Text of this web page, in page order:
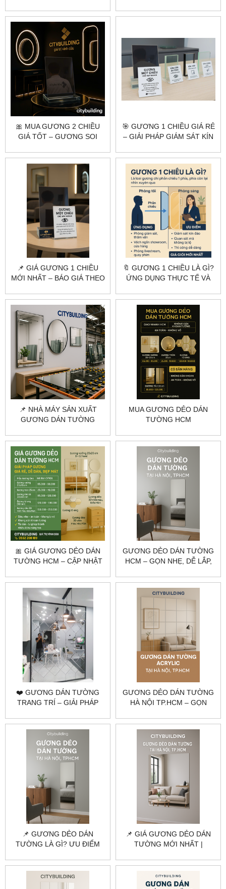
🎀 MUA GƯƠNG 2 CHIỀU
GIÁ TỐT – GƯƠNG SOI
YÊU CẦU
🎯 GƯƠNG 1 CHIỀU GIÁ RẺ
– GIẢI PHÁP GIÁM SÁT KÍN
📌 GIÁ GƯƠNG 1 CHIỀU
MỚI NHẤT – BÁO GIÁ THEO
🔖 GƯƠNG 1 CHIỀU LÀ GÌ?
ỨNG DỤNG THỰC TẾ VÀ
MỚI NHẤT
📌 NHÀ MÁY SẢN XUẤT
GƯƠNG DÁN TƯỜNG
CÔNG CHUYÊN NGHIỆP
MUA GƯƠNG DẺO DÁN
TƯỜNG HCM
NHẸ, GIAO NHANH
🎀 GIÁ GƯƠNG DẺO DÁN
TƯỜNG HCM – CẬP NHẬT
CITYBUILDING
GƯƠNG DẺO DÁN TƯỜNG
HCM – GỌN NHẸ, DỄ LẮP,
LINH HOẠT | CITYBUILDING
❤️ GƯƠNG DÁN TƯỜNG
TRANG TRÍ – GIẢI PHÁP
CITYBUILDING
GƯƠNG DẺO DÁN TƯỜNG
HÀ NỘI TP.HCM – GỌN
CITYBUILDING
📌 GƯƠNG DẺO DÁN
TƯỜNG LÀ GÌ? ƯU ĐIỂM
CITYBUILDING
📌 GIÁ GƯƠNG DẺO DÁN
TƯỜNG MỚI NHẤT |